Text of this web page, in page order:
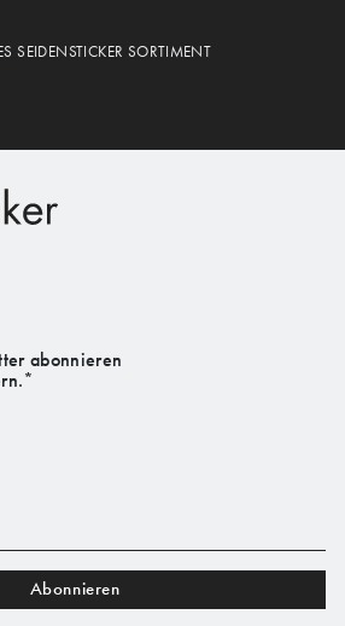
SEIDENSTICKER SORTIMENT
abonnieren
Abonnieren